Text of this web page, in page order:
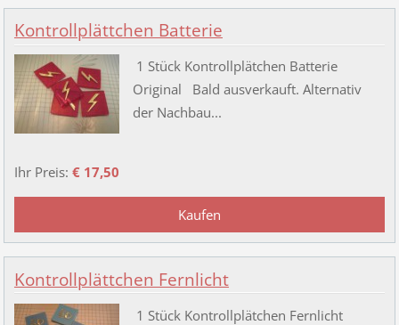
Kontrollplättchen Batterie
1 Stück Kontrollplätchen Batterie
Original Bald ausverkauft. Alternativ
der Nachbau...
Ihr Preis: € 17,50
Kontrollplättchen Fernlicht
1 Stück Kontrollplätchen Fernlicht